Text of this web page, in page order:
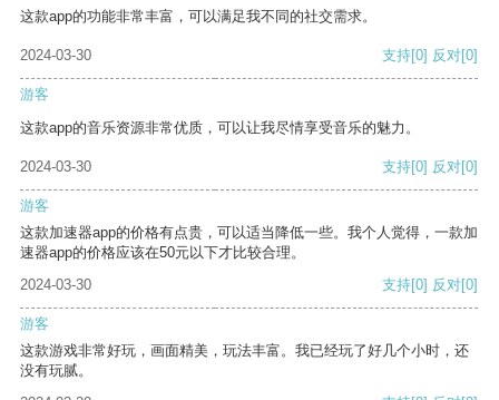
这款app的功能非常丰富，可以满足我不同的社交需求。
2024-03-30 支持[0] 反对[0]
游客
这款app的音乐资源非常优质，可以让我尽情享受音乐的魅力。
2024-03-30 支持[0] 反对[0]
游客
这款加速器app的价格有点贵，可以适当降低一些。我个人觉得，一款加
速器app的价格应该在50元以下才比较合理。
2024-03-30
支持[0] 反对[0]
游客
这款游戏非常好玩，画面精美，玩法丰富。我已经玩了好几个小时，还
没有玩腻。